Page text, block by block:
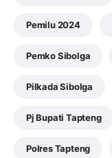
Pemilu 2024
Pemko Sibolga
Pilkada Sibolga
Pj Bupati Tapteng
Polres Tapteng